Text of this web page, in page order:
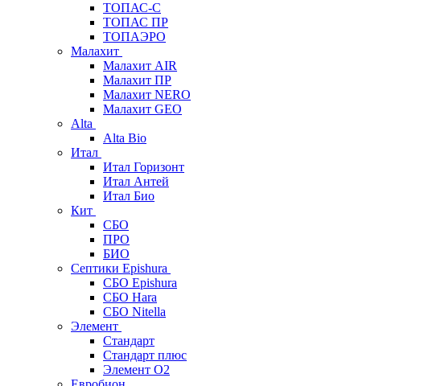
ТОПАС-С
ТОПАС ПР
ТОПАЭРО
Малахит
Малахит AIR
Малахит ПР
Малахит NERO
Малахит GEO
Alta
Alta Bio
Итал
Итал Горизонт
Итал Антей
Итал Био
Кит
СБО
ПРО
БИО
Септики Epishura
СБО Epishura
СБО Hara
СБО Nitella
Элемент
Стандарт
Стандарт плюс
Элемент О2